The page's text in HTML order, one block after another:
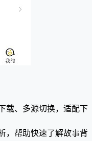
载、多源切换，适配下
，帮助快速了解故事背